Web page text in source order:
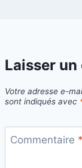
Laisser
Votre adresse e-
sont indiqués avec
Commentaire *